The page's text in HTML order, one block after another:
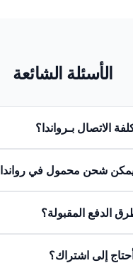
الأسئلة الشائعة
الاتصال بـرواندا؟
شحن محمول في
الدفع المقبولة؟
إلى اشتراك؟